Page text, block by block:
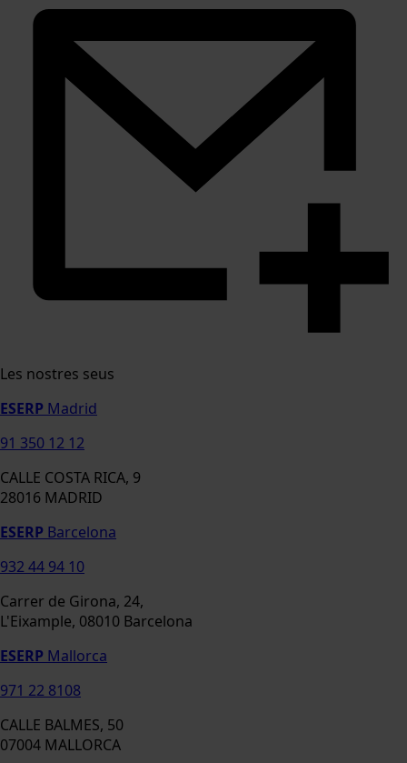
Les nostres seus
ESERP Madrid
91 350 12 12
CALLE COSTA RICA, 9
28016 MADRID
ESERP Barcelona
932 44 94 10
Carrer de Girona, 24,
L'Eixample, 08010 Barcelona
ESERP Mallorca
971 22 8108
CALLE BALMES, 50
07004 MALLORCA